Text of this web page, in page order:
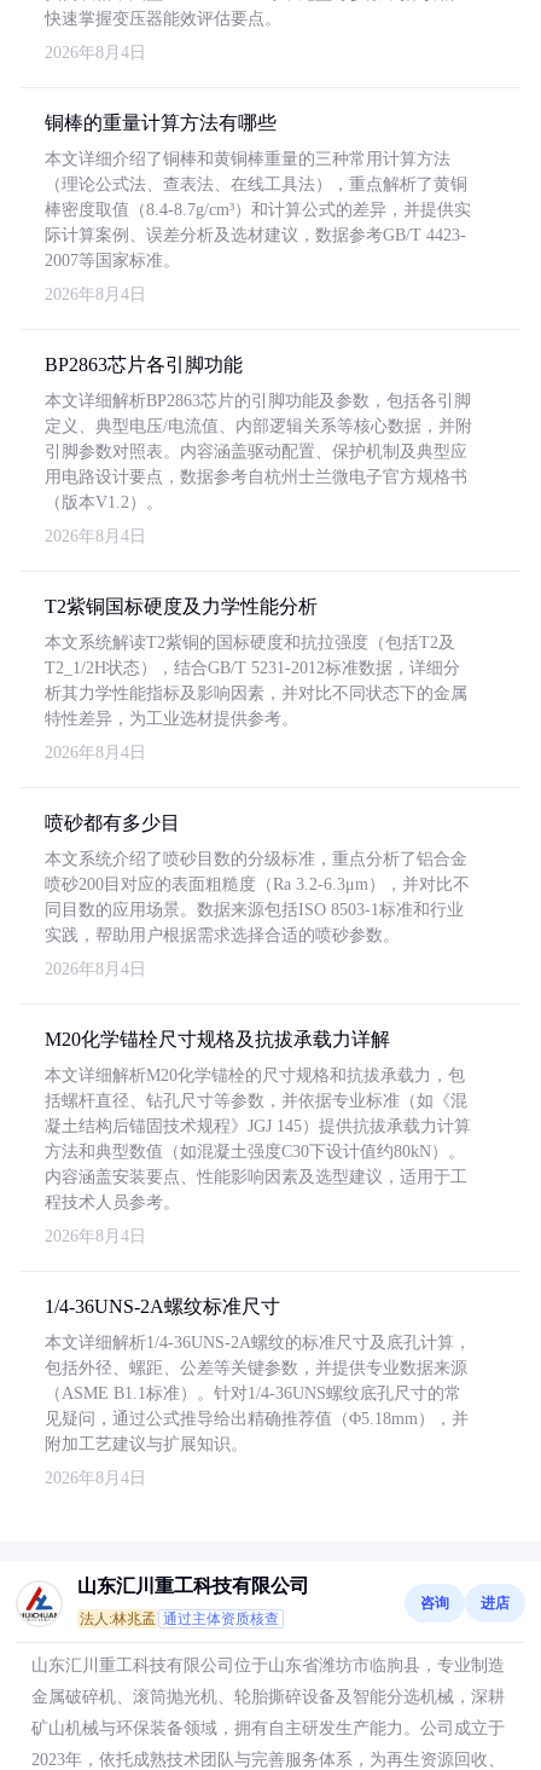
快速掌握变压器能效评估要点。
2026年8月4日
铜棒的重量计算方法有哪些
本文详细介绍了铜棒和黄铜棒重量的三种常用计算方法
（理论公式法、查表法、在线工具法），重点解析了黄铜
棒密度取值（8.4-8.7g/cm³）和计算公式的差异，并提供实
际计算案例、误差分析及选材建议，数据参考GB/T 4423-
2007等国家标准。
2026年8月4日
BP2863芯片各引脚功能
本文详细解析BP2863芯片的引脚功能及参数，包括各引脚
定义、典型电压/电流值、内部逻辑关系等核心数据，并附
引脚参数对照表。内容涵盖驱动配置、保护机制及典型应
用电路设计要点，数据参考自杭州士兰微电子官方规格书
（版本V1.2）。
2026年8月4日
T2紫铜国标硬度及力学性能分析
本文系统解读T2紫铜的国标硬度和抗拉强度（包括T2及
T2_1/2H状态），结合GB/T 5231-2012标准数据，详细分
析其力学性能指标及影响因素，并对比不同状态下的金属
特性差异，为工业选材提供参考。
2026年8月4日
喷砂都有多少目
本文系统介绍了喷砂目数的分级标准，重点分析了铝合金
喷砂200目对应的表面粗糙度（Ra 3.2-6.3μm），并对比不
同目数的应用场景。数据来源包括ISO 8503-1标准和行业
实践，帮助用户根据需求选择合适的喷砂参数。
2026年8月4日
M20化学锚栓尺寸规格及抗拔承载力详解
本文详细解析M20化学锚栓的尺寸规格和抗拔承载力，包
括螺杆直径、钻孔尺寸等参数，并依据专业标准（如《混
凝土结构后锚固技术规程》JGJ 145）提供抗拔承载力计算
方法和典型数值（如混凝土强度C30下设计值约80kN）。
内容涵盖安装要点、性能影响因素及选型建议，适用于工
程技术人员参考。
2026年8月4日
1/4-36UNS-2A螺纹标准尺寸
本文详细解析1/4-36UNS-2A螺纹的标准尺寸及底孔计算，
包括外径、螺距、公差等关键参数，并提供专业数据来源
（ASME B1.1标准）。针对1/4-36UNS螺纹底孔尺寸的常
见疑问，通过公式推导给出精确推荐值（Φ5.18mm），并
附加工艺建议与扩展知识。
2026年8月4日
山东汇川重工科技有限公司
法人:林兆孟 通过主体资质核查
咨询 进店
山东汇川重工科技有限公司位于山东省潍坊市临朐县，专业制造
金属破碎机、滚筒抛光机、轮胎撕碎设备及智能分选机械，深耕
矿山机械与环保装备领域，拥有自主研发生产能力。公司成立于
2023年，依托成熟技术团队与完善服务体系，为再生资源回收、